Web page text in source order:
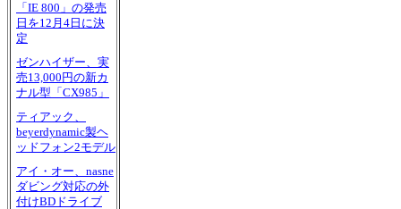
「IE 800」の発売
日を12月4日に決
定
ゼンハイザー、実
売13,000円の新カ
ナル型「CX985」
ティアック、
beyerdynamic製ヘ
ッドフォン2モデル
アイ・オー、nasne
ダビング対応の外
付けBDドライブ